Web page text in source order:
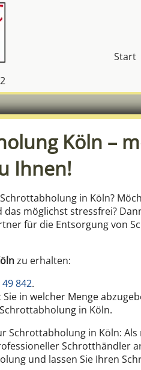
Start
Köln –
Ihnen!
in Köln?
möglichst stressfrei?
für die Entsorgung von
zu erhalten:
842.
in welcher Menge
in Köln.
Schrottabholung in Köln:
Schrotthändler
und lassen Sie Ihren